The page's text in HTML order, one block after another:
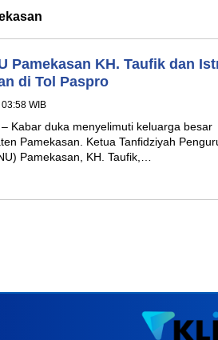
Pamekasan KH. Taufik dan
di Tol Paspro
WIB
– Kabar duka menyelimuti keluarga besar
Pamekasan. Ketua Tanfidziyah
Pamekasan, KH. Taufik,…